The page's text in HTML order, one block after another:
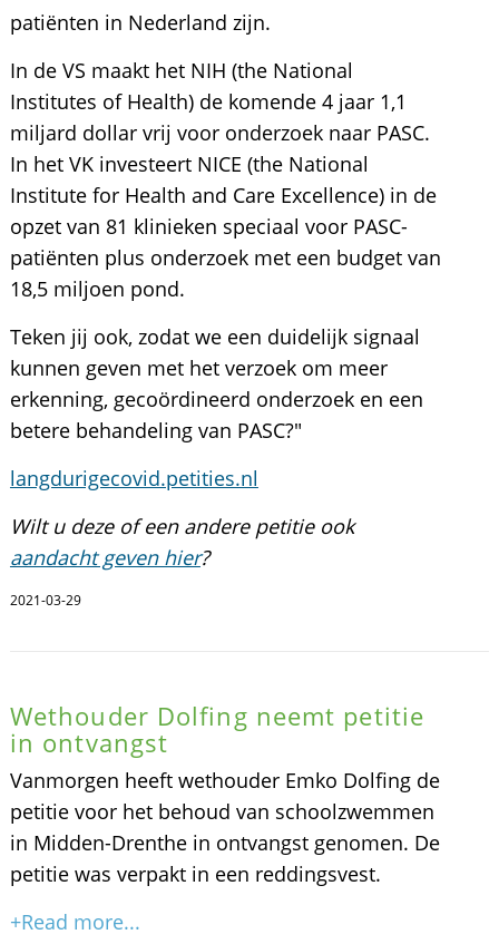
patiënten in Nederland zijn.
In de VS maakt het NIH (the National
Institutes of Health) de komende 4 jaar 1,1
miljard dollar vrij voor onderzoek naar PASC.
In het VK investeert NICE (the National
Institute for Health and Care Excellence) in de
opzet van 81 klinieken speciaal voor PASC-
patiënten plus onderzoek met een budget van
18,5 miljoen pond.
Teken jij ook, zodat we een duidelijk signaal
kunnen geven met het verzoek om meer
erkenning, gecoördineerd onderzoek en een
betere behandeling van PASC?"
langdurigecovid.petities.nl
Wilt u deze of een andere petitie ook
aandacht geven hier?
2021-03-29
Wethouder Dolfing neemt petitie
in ontvangst
Vanmorgen heeft wethouder Emko Dolfing de
petitie voor het behoud van schoolzwemmen
in Midden-Drenthe in ontvangst genomen. De
petitie was verpakt in een reddingsvest.
+Read more...